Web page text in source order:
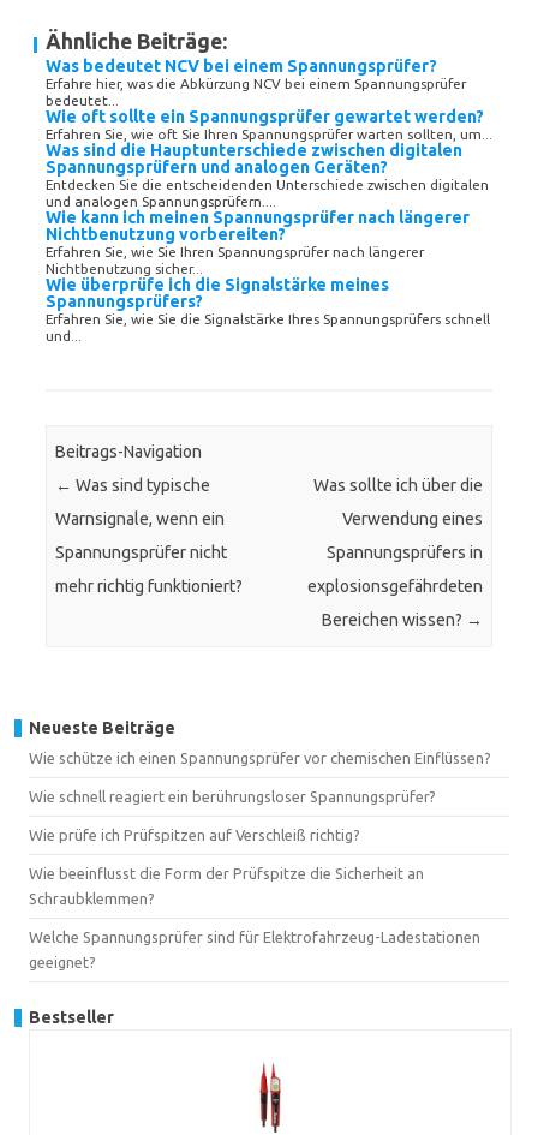
Ähnliche Beiträge:
Was bedeutet NCV bei einem Spannungsprüfer?
Erfahre hier, was die Abkürzung NCV bei einem Spannungsprüfer
bedeutet...
Wie oft sollte ein Spannungsprüfer gewartet werden?
Erfahren Sie, wie oft Sie Ihren Spannungsprüfer warten sollten, um...
Was sind die Hauptunterschiede zwischen digitalen
Spannungsprüfern und analogen Geräten?
Entdecken Sie die entscheidenden Unterschiede zwischen digitalen
und analogen Spannungsprüfern....
Wie kann ich meinen Spannungsprüfer nach längerer
Nichtbenutzung vorbereiten?
Erfahren Sie, wie Sie Ihren Spannungsprüfer nach längerer
Nichtbenutzung sicher...
Wie überprüfe ich die Signalstärke meines
Spannungsprüfers?
Erfahren Sie, wie Sie die Signalstärke Ihres Spannungsprüfers schnell
und...
Beitrags-Navigation
← Was sind typische
Warnsignale, wenn ein
Spannungsprüfer nicht
mehr richtig funktioniert?
Was sollte ich über die
Verwendung eines
Spannungsprüfers in
explosionsgefährdeten
Bereichen wissen? →
Neueste Beiträge
Wie schütze ich einen Spannungsprüfer vor chemischen Einflüssen?
Wie schnell reagiert ein berührungsloser Spannungsprüfer?
Wie prüfe ich Prüfspitzen auf Verschleiß richtig?
Wie beeinflusst die Form der Prüfspitze die Sicherheit an
Schraubklemmen?
Welche Spannungsprüfer sind für Elektrofahrzeug-Ladestationen
geeignet?
Bestseller